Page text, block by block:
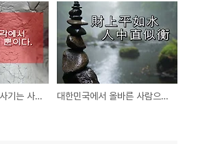
사기꾼의 시각에서 사기는 사업일 뿐이다. 대한민국에서 올바른 사람으로 살아가기